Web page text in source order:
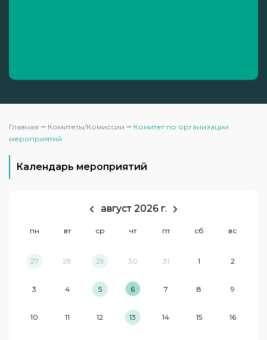
Главная ⭢ Комитеты/Комиссии ⭢ Комитет по организации
мероприятий
Календарь мероприятий
август 2026 г.
пн вт ср чт пт сб вс
27 28 29 30 31 1 2
3 4 5 6 7 8 9
10 11 12 13 14 15 16